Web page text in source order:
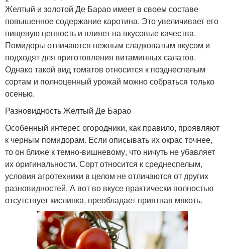
Желтый и золотой Де Барао имеет в своем составе
повышенное содержание каротина. Это увеличивает его
пищевую ценность и влияет на вкусовые качества.
Помидоры отличаются нежным сладковатым вкусом и
подходят для приготовления витаминных салатов.
Однако такой вид томатов относится к позднеспелым
сортам и полноценный урожай можно собраться только
осенью.
Разновидность Желтый Де Барао
Особенный интерес огородники, как правило, проявляют
к черным помидорам. Если описывать их окрас точнее,
то он ближе к темно-вишневому, что ничуть не убавляет
их оригинальности. Сорт относится к среднеспелым,
условия агротехники в целом не отличаются от других
разновидностей. А вот во вкусе практически полностью
отсутствует кислинка, преобладает приятная мякоть.